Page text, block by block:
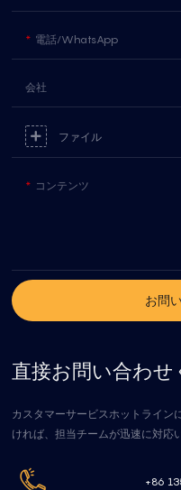
電話/WhatsApp
会社
ファイル
コンテンツ
お問
直接お問い合わせ
カスタマーサービスホットライン
ければ、担当チームが迅速に対応
+86